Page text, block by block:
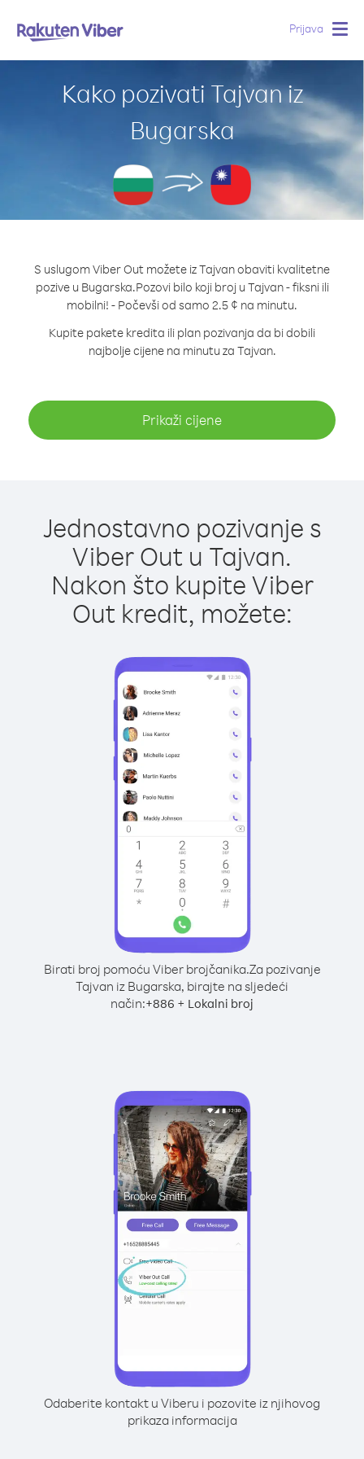
Prijava
Kako pozivati Tajvan iz
Bugarska
S uslugom Viber Out možete iz Tajvan obaviti kvalitetne
pozive u Bugarska.Pozovi bilo koji broj u Tajvan - fiksni ili
mobilni! - Počevši od samo 2.5 ¢ na minutu.
Kupite pakete kredita ili plan pozivanja da bi dobili
najbolje cijene na minutu za Tajvan.
Prikaži cijene
Jednostavno pozivanje s
Viber Out u Tajvan.
Nakon što kupite Viber
Out kredit, možete:
Birati broj pomoću Viber brojčanika.Za pozivanje
Tajvan iz Bugarska, birajte na sljedeći
način:+886 + Lokalni broj
Odaberite kontakt u Viberu i pozovite iz njihovog
prikaza informacija